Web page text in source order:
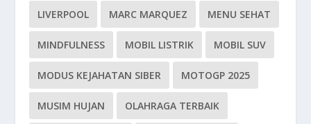
LIVERPOOL MARC MARQUEZ MENU SEHAT
MINDFULNESS MOBIL LISTRIK MOBIL SUV
MODUS KEJAHATAN SIBER MOTOGP 2025
MUSIM HUJAN OLAHRAGA TERBAIK